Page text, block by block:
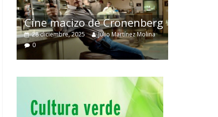
El documentalNuestra
tierray el despojo de los
pueblos originarios
30 junio, 2026 Julio Martínez Molina 0